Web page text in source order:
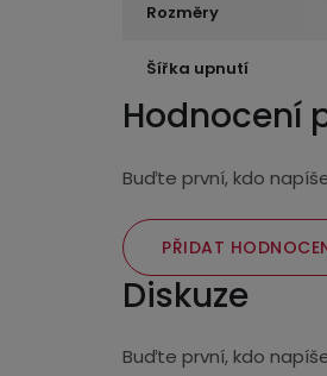
Rozměry
Šířka upnutí
Hodnocení
Buďte první, kdo
PŘIDAT
Diskuze
Buďte první, kdo